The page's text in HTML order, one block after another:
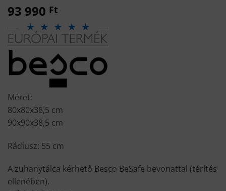
93 990 Ft
Méret:
80x80x38,5 cm
90x90x38,5 cm
Rádiusz: 55 cm
A zuhanytálca kérhető Besco BeSafe bevonattal (térítés
ellenében).